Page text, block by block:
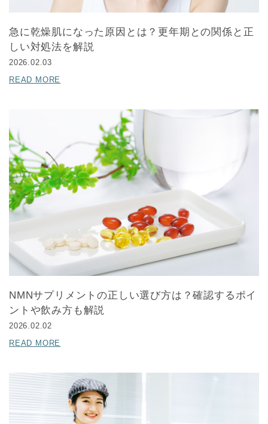
急に乾燥肌になった原因とは？更年期との関係と正
しい対処法を解説
2026.02.03
READ MORE
NMNサプリメントの正しい選び方は？確認するポイ
ントや飲み方も解説
2026.02.02
READ MORE